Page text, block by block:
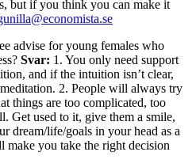
but if you think you can make it
advise for young females who
Svar: 1. You only need support
and if the intuition isn’t clear,
2. People will always try
things are too complicated, too
Get used to it, give them a smile,
dream/life/goals in your head as a
you take the right decision